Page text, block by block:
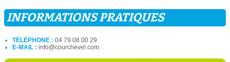
INFORMATIONS PRATIQUES
TÉLÉPHONE : 04 79 08 00 29
E-MAIL : info@courchevel.com